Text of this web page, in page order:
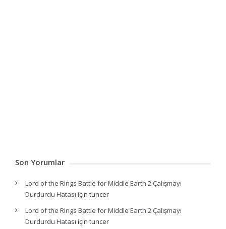
Son Yorumlar
Lord of the Rings Battle for Middle Earth 2 Çalışmayı
Durdurdu Hatası için tuncer
Lord of the Rings Battle for Middle Earth 2 Çalışmayı
Durdurdu Hatası için tuncer